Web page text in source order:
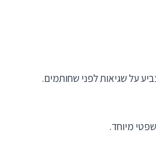
על שגיאות לפני שחותמים.
מיוחד.